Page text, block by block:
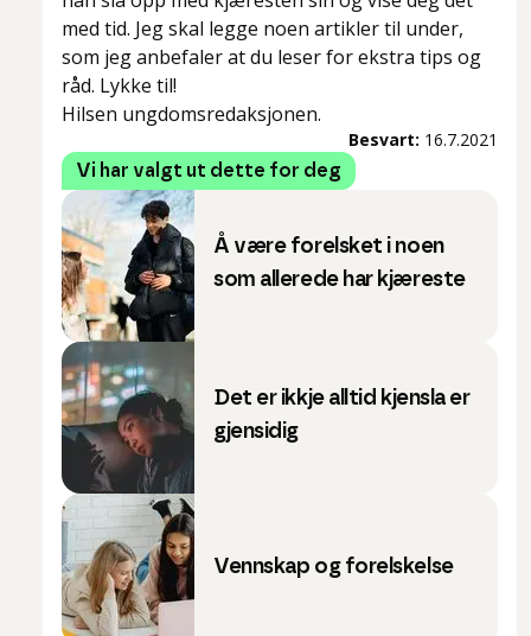
med tid. Jeg skal legge noen artikler til under,
som jeg anbefaler at du leser for ekstra tips og
råd. Lykke til!
Hilsen ungdomsredaksjonen.
Besvart: 16.7.2021
Vi har valgt ut dette for deg
Å være forelsket i noen
som allerede har kjæreste
Det er ikkje alltid kjensla er
gjensidig
Vennskap og forelskelse